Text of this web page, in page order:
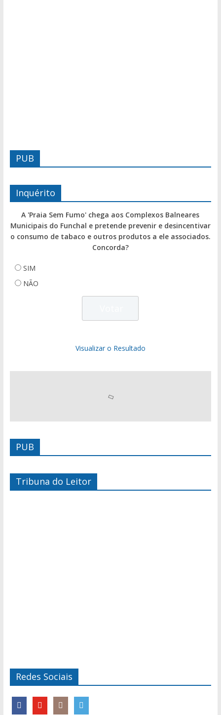
PUB
Inquérito
A 'Praia Sem Fumo' chega aos Complexos Balneares
Municipais do Funchal e pretende prevenir e desincentivar
o consumo de tabaco e outros produtos a ele associados.
Concorda?
SIM
NÃO
Visualizar o Resultado
PUB
Tribuna do Leitor
Redes Sociais